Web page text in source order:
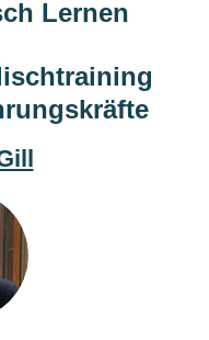
Lernen